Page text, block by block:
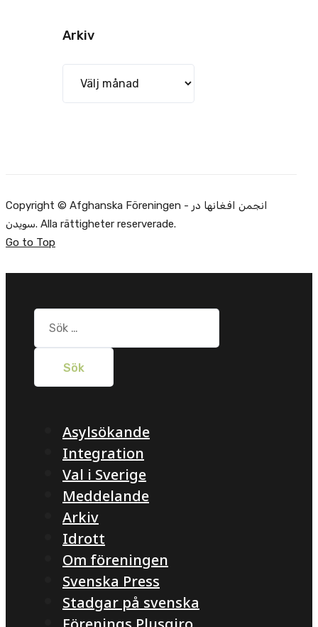
Arkiv
Copyright © Afghanska Föreningen - انجمن افغانها در
سویدن. Alla rättigheter reserverade.
Go to Top
Sök
efter:
Asylsökande
Integration
Val i Sverige
Meddelande
Arkiv
Idrott
Om föreningen
Svenska Press
Stadgar på svenska